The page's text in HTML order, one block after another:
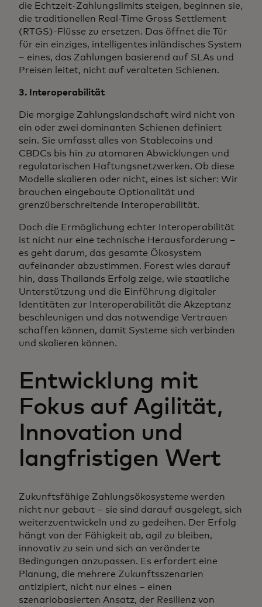
die Echtzeit-Zahlungslimits steigen, beginnen sie,
die traditionellen Real-Time Gross Settlement
(RTGS)-Flüsse zu ersetzen. Das öffnet die Tür
für ein einziges, intelligentes inländisches System
– eines, das Zahlungen basierend auf SLAs und
Preisen leitet, nicht auf veralteten Schienen.
3. Interoperabilität
Die morgige Zahlungslandschaft wird nicht von
ein oder zwei dominanten Schienen definiert
sein. Sie umfasst alles von Stablecoins und
CBDCs bis hin zu atomaren Abwicklungen und
regulatorischen Haftungsnetzwerken. Ob diese
Modelle skalieren oder nicht, eines ist sicher: Wir
brauchen eingebaute Optionalität und
grenzüberschreitende Interoperabilität.
Doch die Ermöglichung echter Interoperabilität
ist nicht nur eine technische Herausforderung –
es geht darum, das gesamte Ökosystem
aufeinander abzustimmen. Forest wies darauf
hin, dass Thailands Erfolg zeige, wie staatliche
Unterstützung und die Einführung digitaler
Identitäten zur Interoperabilität die Akzeptanz
beschleunigen und das notwendige Vertrauen
schaffen können, damit Systeme sich verbinden
und skalieren können.
Entwicklung mit
Fokus auf Agilität,
Innovation und
langfristigen Wert
Zukunftsfähige Zahlungsökosysteme werden
nicht nur gebaut – sie sind darauf ausgelegt, sich
weiterzuentwickeln und zu gedeihen. Der Erfolg
hängt von der Fähigkeit ab, agil zu bleiben,
innovativ zu sein und sich an veränderte
Bedingungen anzupassen. Es erfordert eine
Planung, die mehrere Zukunftsszenarien
antizipiert, nicht nur eines – einen
szenariobasierten Ansatz, der Resilienz von